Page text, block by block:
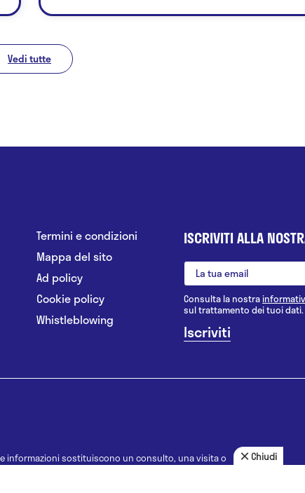
Vedi tutte
Termini e condizioni
Mappa del sito
Ad policy
Cookie policy
Whistleblowing
ISCRIVITI ALLA
Consulta la nostra
sul trattamento dei tuoi dati.
informazioni sostituiscono un consulto, una visita o
suggerimenti per la formulazione di una diagnosi, la
Chiudi